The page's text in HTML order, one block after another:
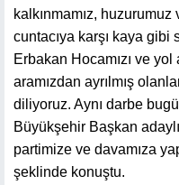
kalkınmamız, huzurumuz
cuntacıya karşı kaya
Erbakan Hocamızı ve yol
aramızdan ayrılmış
diliyoruz. Aynı darbe
Büyükşehir Başkan
partimize ve davamıza
şeklinde konuştu.